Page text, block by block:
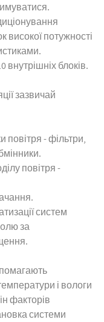
високої потужності
внутрішніх блоків.
зазвичай
повітря - фільтри,
повітря -
систем
за
і вологи
факторів
системи